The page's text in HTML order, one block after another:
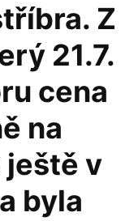
Z
21.7.
cena
na
ještě v
byla